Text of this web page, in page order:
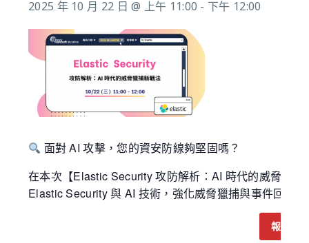
2025 年 10 月 22 日 @ 上午 11:00 - 下午 12:00
面對 AI 攻擊，您的資安防線夠堅固嗎？
在本次【Elastic Security 攻防解析：AI 時代的威脅獵
Elastic Security 與 AI 技術，強化威脅獵捕與事件回應
報名